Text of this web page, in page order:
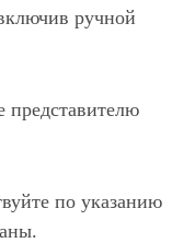
ручной
по указанию